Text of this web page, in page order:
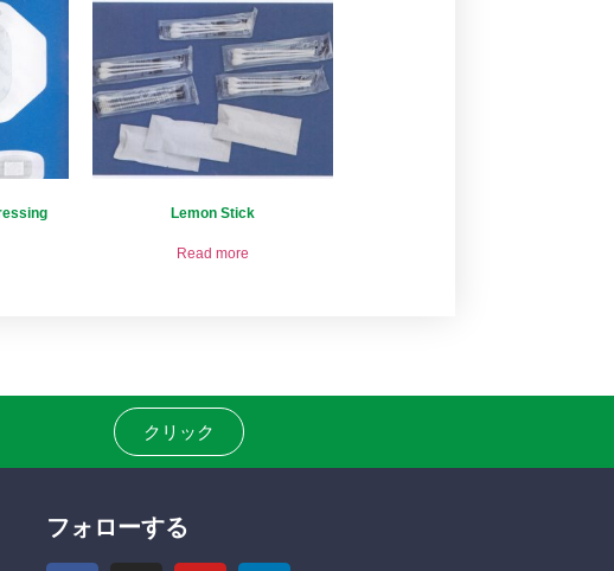
Lemon Stick
Read more
クリック
フォローする